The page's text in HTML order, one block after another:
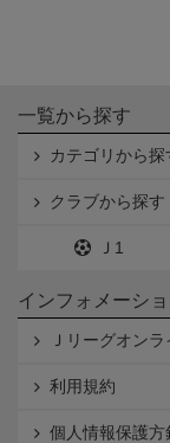
一覧から探す
カテゴリから探
クラブから探す
Ｊ1
インフォメーシ
Ｊリーグオン
利用規約
個人情報保護方